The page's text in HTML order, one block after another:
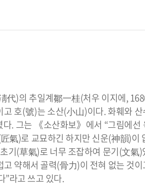
代)의 추일계鄒一桂(처우 이지에,
호(號)는 소산(小山)이다. 화훼와
. 그는 《소산화보》에서 “그림에
氣)로 교묘하긴 하지만 신운(神韻)
기(草氣)로 너무 조잡하여 문기(文
고 약해서 골력(骨力)이 전혀 없는 것
”라고 쓰고 있다.